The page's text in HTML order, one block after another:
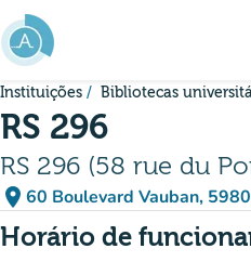
Ir para o conteúdo principal
Instituições Bibliotecas
RS 296
RS 296 (58 rue du
place 60 Boulevard Vauban,
(abrir
(novo
Horário de